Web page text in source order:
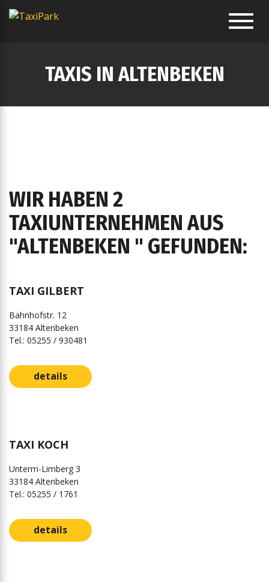
TAXIS IN ALTENBEKEN
WIR HABEN 2
TAXIUNTERNEHMEN AUS
"ALTENBEKEN " GEFUNDEN:
TAXI GILBERT
Bahnhofstr. 12
33184 Altenbeken
Tel.: 05255 / 930481
details
TAXI KOCH
Unterm-Limberg 3
33184 Altenbeken
Tel.: 05255 / 1761
details